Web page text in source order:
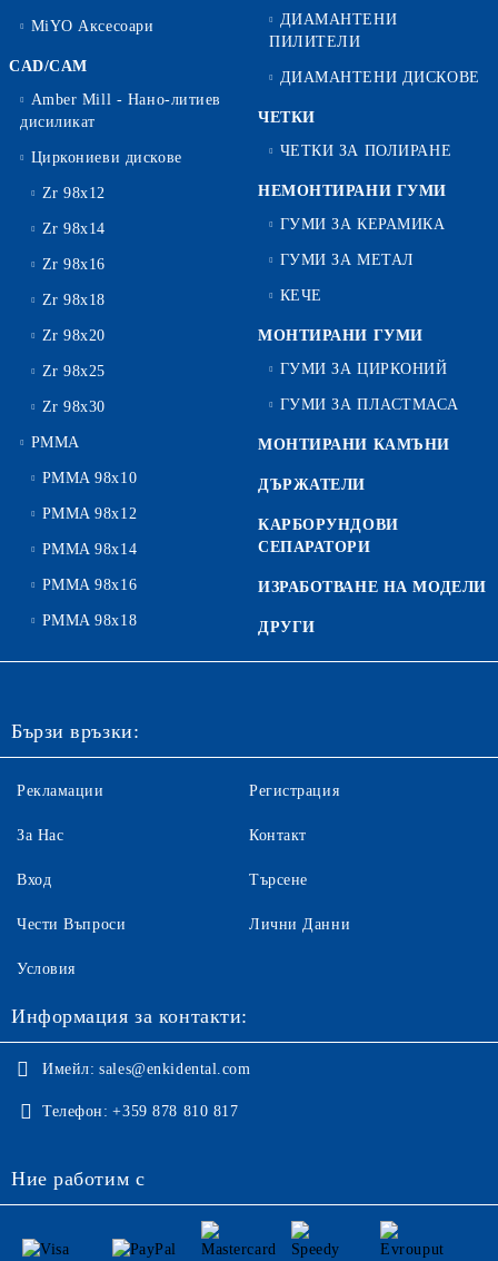
MiYO Аксесоари
CAD/CAM
Amber Mill - Нано-литиев
дисиликат
Циркониеви дискове
Zr 98x12
Zr 98x14
Zr 98x16
Zr 98x18
Zr 98x20
Zr 98x25
Zr 98x30
PMMA
PMMA 98x10
PMMA 98x12
PMMA 98x14
PMMA 98x16
PMMA 98x18
ДИАМАНТЕНИ
ПИЛИТЕЛИ
ДИАМАНТЕНИ ДИСКОВЕ
ЧЕТКИ
ЧЕТКИ ЗА ПОЛИРАНЕ
НЕМОНТИРАНИ ГУМИ
ГУМИ ЗА КЕРАМИКА
ГУМИ ЗА МЕТАЛ
КЕЧЕ
МОНТИРАНИ ГУМИ
ГУМИ ЗА ЦИРКОНИЙ
ГУМИ ЗА ПЛАСТМАСА
МОНТИРАНИ КАМЪНИ
ДЪРЖАТЕЛИ
КАРБОРУНДОВИ
СЕПАРАТОРИ
ИЗРАБОТВАНЕ НА МОДЕЛИ
ДРУГИ
Бързи връзки:
Рекламации
За Нас
Вход
Чести Въпроси
Регистрация
Контакт
Търсене
Лични Данни
Условия
Информация за контакти:
Имейл: sales@enkidental.com
Телефон: +359 878 810 817
Ние работим с